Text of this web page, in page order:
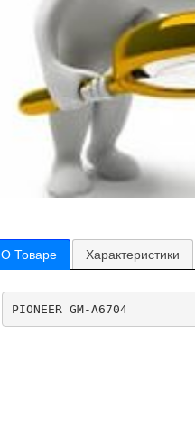
О Товаре Характеристики
PIONEER GM-A6704